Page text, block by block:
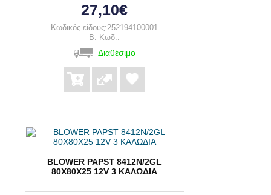
27,10€
Κωδικός είδους:252194100001
B. Κωδ.:
Διαθέσιμο
BLOWER PAPST 8412N/2GL
80Χ80Χ25 12V 3 ΚΑΛΩΔΙΑ